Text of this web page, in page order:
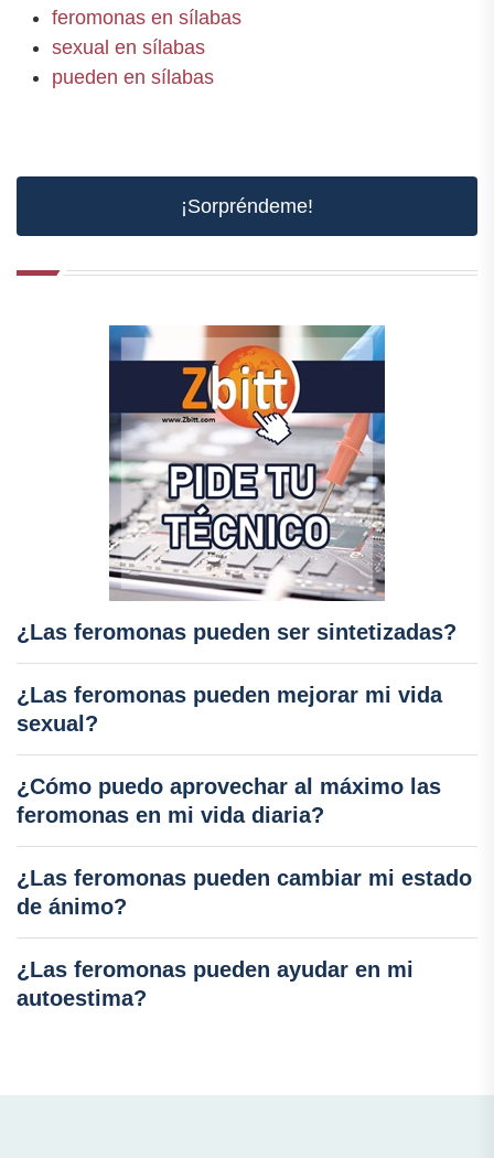
feromonas en sílabas
sexual en sílabas
pueden en sílabas
¡Sorpréndeme!
¿Las feromonas pueden ser sintetizadas?
¿Las feromonas pueden mejorar mi vida
sexual?
¿Cómo puedo aprovechar al máximo las
feromonas en mi vida diaria?
¿Las feromonas pueden cambiar mi estado
de ánimo?
¿Las feromonas pueden ayudar en mi
autoestima?